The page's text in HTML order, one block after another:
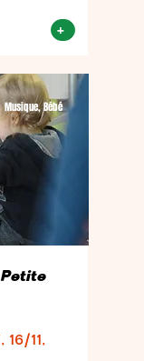
+
Musique, Bébé
11,